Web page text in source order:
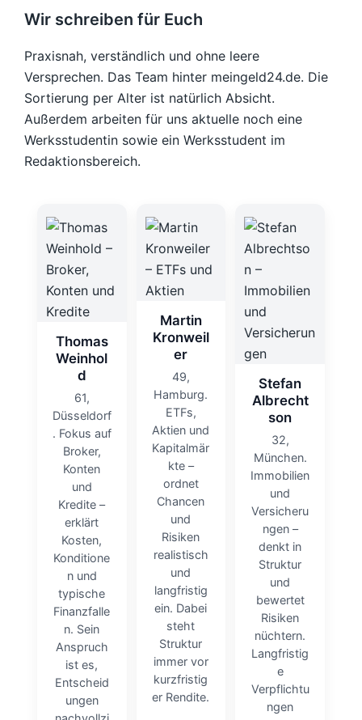
Wir schreiben für Euch
Praxisnah, verständlich und ohne leere
Versprechen. Das Team hinter meingeld24.de. Die
Sortierung per Alter ist natürlich Absicht.
Außerdem arbeiten für uns aktuelle noch eine
Werksstudentin sowie ein Werksstudent im
Redaktionsbereich.
Thomas
Weinhol
d
61,
Düsseldorf
. Fokus auf
Broker,
Konten
und
Kredite –
erklärt
Kosten,
Konditione
n und
typische
Finanzfalle
n. Sein
Anspruch
ist es,
Entscheid
ungen
Martin
Kronweil
er
49,
Hamburg.
ETFs,
Aktien und
Kapitalmär
kte –
ordnet
Chancen
und
Risiken
realistisch
und
langfristig
ein. Dabei
steht
Struktur
immer vor
kurzfristig
er Rendite.
Stefan
Albrecht
son
32,
München.
Immobilien
und
Versicheru
ngen –
denkt in
Struktur
und
bewertet
Risiken
nüchtern.
Langfristig
e
Verpflichtu
ngen